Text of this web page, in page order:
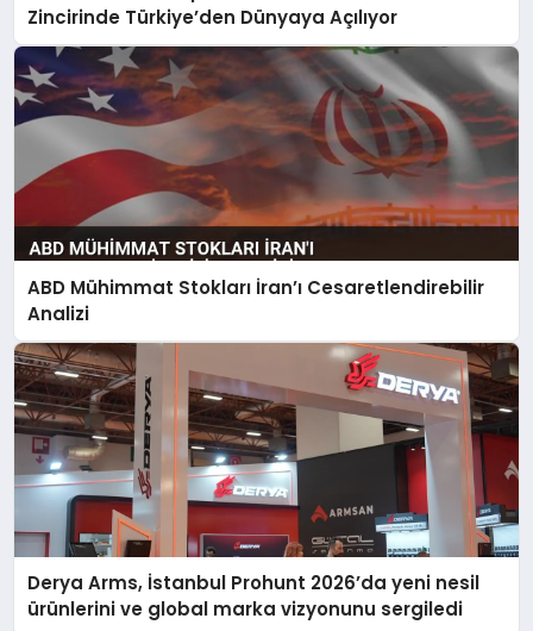
Zincirinde Türkiye’den Dünyaya Açılıyor
ABD Mühimmat Stokları İran’ı Cesaretlendirebilir
Analizi
Derya Arms, İstanbul Prohunt 2026’da yeni nesil
ürünlerini ve global marka vizyonunu sergiledi